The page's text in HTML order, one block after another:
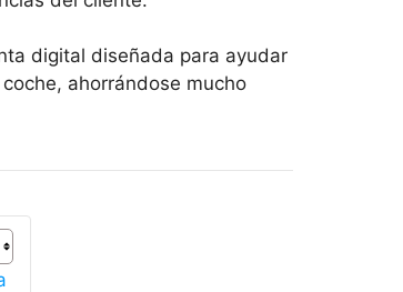
digital diseñada para ayudar
ahorrándose mucho